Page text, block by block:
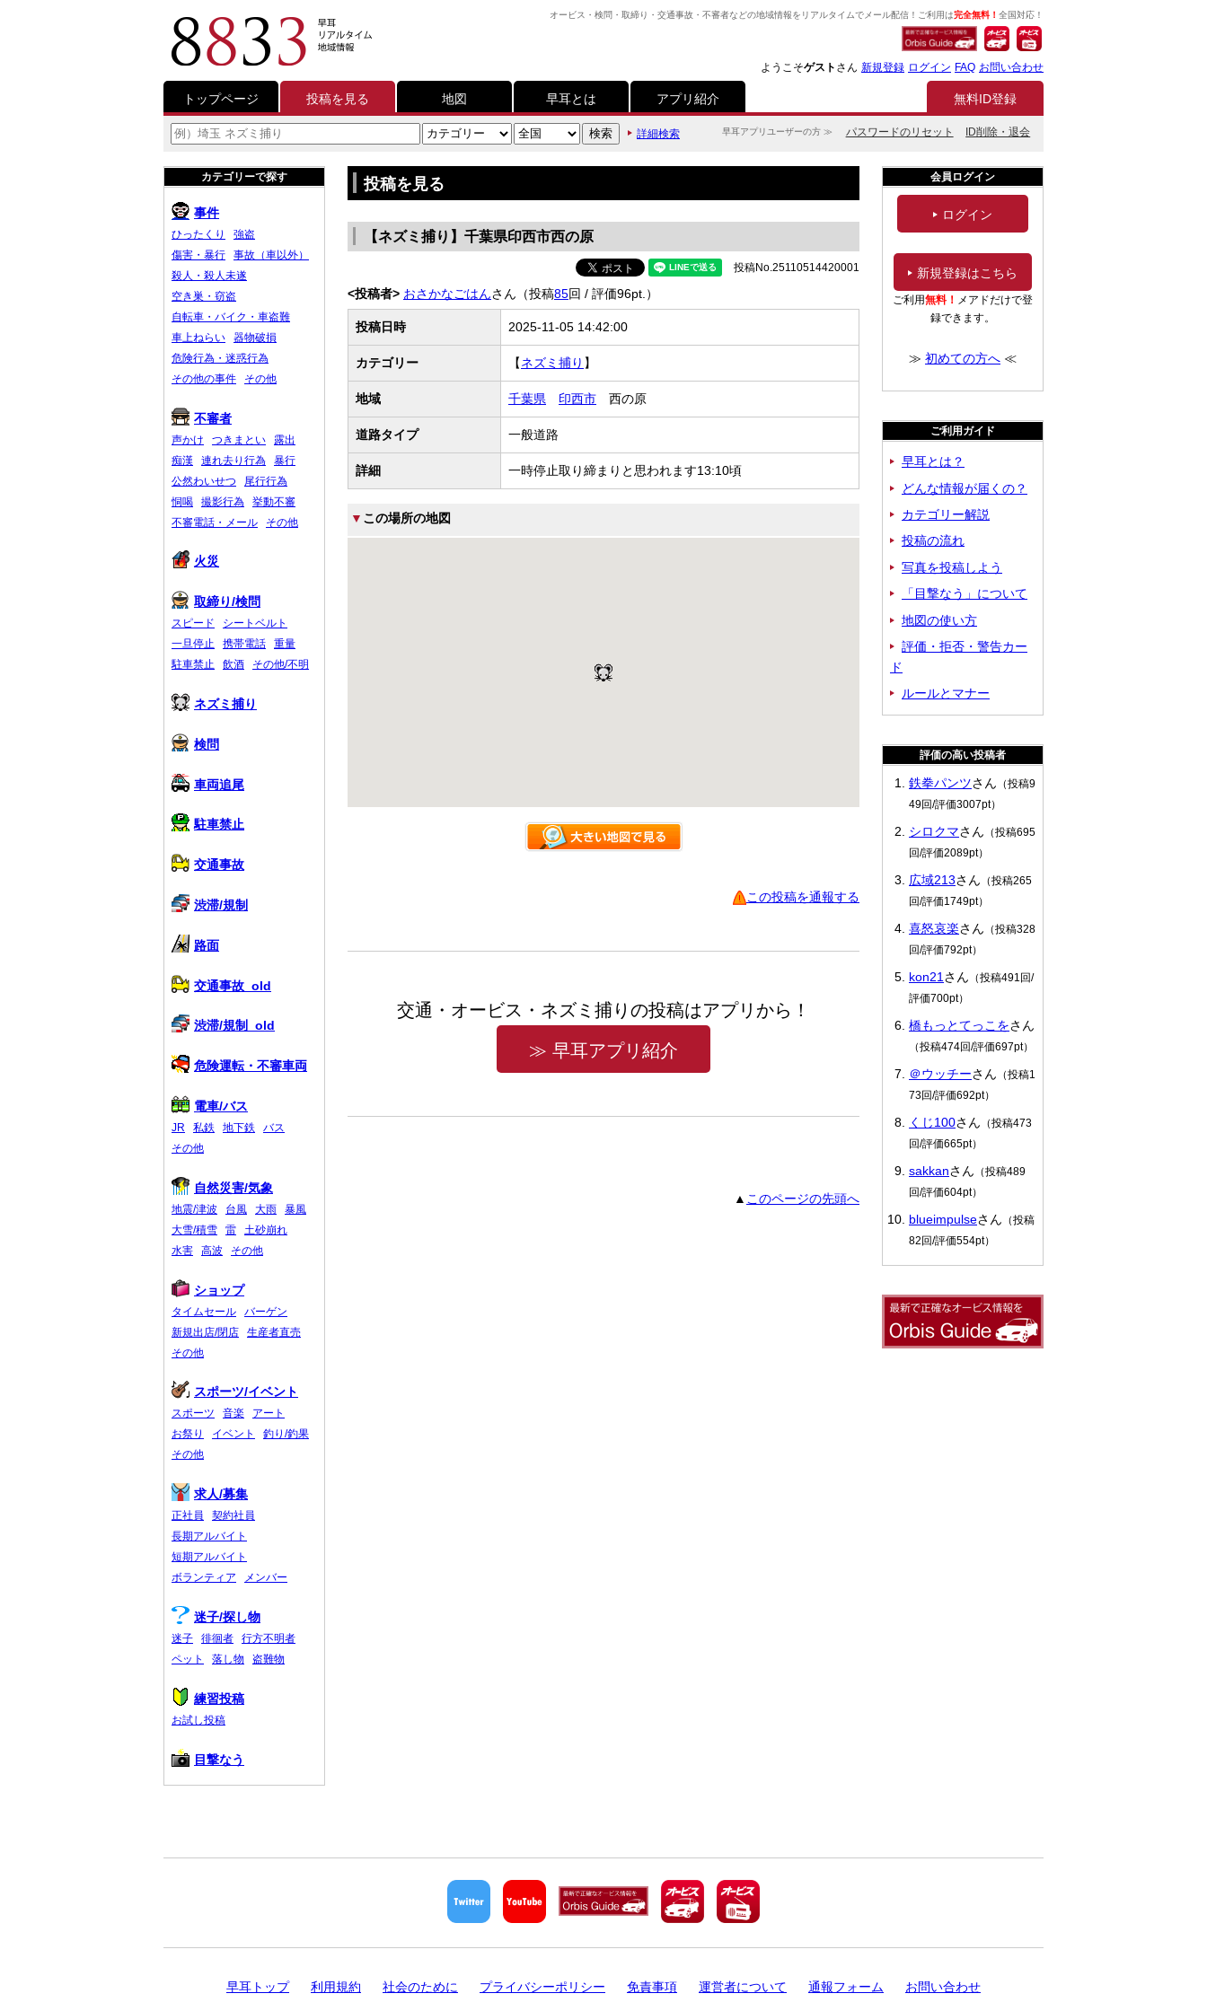
オービス・検問・取締り・交通事故・不審者などの地域情報をリアルタイムでメール配信！ご利用は完全無料！ 全国対応！
ようこそゲスト さん 新規登録 ログイン FAQ お問い合わせ
トップページ 投稿を見る 地図 早耳とは アプリ紹介 無料ID登録
早耳アプリユーザーの方 ≫ パスワードのリセット ID削除・退会
詳細検索
投稿を見る
【ネズミ捕り】千葉県印西市西の原
投稿No.25110514420001
<投稿者> おさかなごはんさん（投稿85回 / 評価96pt.）
投稿日時 2025-11-05 14:42:00
カテゴリー 【ネズミ捕り 】
地域 千葉県 印西市 西の原
道路タイプ 一般道路
詳細 一時停止取り締まりと思われます13:10頃
▼ この場所の地図
この投稿を通報する
交通・オービス・ネズミ捕りの投稿はアプリから！
≫ 早耳アプリ紹介
▲ このページの先頭へ
カテゴリーで探す
事件
ひったくり
強盗
傷害・暴行
事故（車以外）
殺人・殺人未遂
空き巣・窃盗
自転車・バイク・車盗難
車上ねらい
器物破損
危険行為・迷惑行為
その他の事件
その他
不審者
声かけ つきまとい
露出
痴漢
連れ去り行為
暴行
公然わいせつ
尾行行為
恫喝
撮影行為
挙動不審
不審電話・メール
その他
火災
取締り/検問
スピード
シートベルト
一旦停止
携帯電話
重量
駐車禁止
飲酒 その他/不明
ネズミ捕り
検問
車両追尾
駐車禁止
交通事故
渋滞/規制
路面
交通事故_old
渋滞/規制_old
危険運転・不審車両
電車/バス
JR 私鉄 地下鉄
バス
その他
自然災害/気象
地震/津波 台風 大雨
暴風
大雪/積雪
雷
土砂崩れ
水害
高波 その他
ショップ
タイムセール
バーゲン
新規出店/閉店
生産者直売
その他
スポーツ/イベント
スポーツ 音楽
アート
お祭り
イベント
釣り/釣果
その他
求人/募集
正社員
契約社員
長期アルバイト
短期アルバイト
ボランティア
メンバー
迷子/探し物
迷子 徘徊者
行方不明者
ペット
落し物 盗難物
練習投稿
お試し投稿
目撃なう
会員ログイン
ログイン
新規登録はこちら
ご利用無料！ メアドだけで登
録できます。
≫ 初めての方へ ≪
ご利用ガイド
早耳とは？
どんな情報が届くの？
カテゴリー解説
投稿の流れ
写真を投稿しよう
「目撃なう」について
地図の使い方
評価・拒否・警告カー
ド
ルールとマナー
評価の高い投稿者
鉄拳パンツさん （投稿9
49回/評価3007pt）
シロクマさん （投稿695
回/評価2089pt）
広域213さん （投稿265
回/評価1749pt）
喜怒哀楽さん （投稿328
回/評価792pt）
kon21 さん （投稿491回/
評価700pt）
橋もっとてっこをさん
（投稿474回/評価697pt）
＠ウッチーさん （投稿1
73回/評価692pt）
くじ100さん （投稿473
回/評価665pt）
sakkanさん （投稿489
回/評価604pt）
blueimpulseさん （投稿
82回/評価554pt）
早耳トップ 利用規約 社会のために プライバシーポリシー 免責事項 運営者について 通報フォーム お問い合わせ